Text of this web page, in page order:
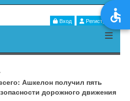
Вход Регистрация
Ашкелон получил пять
дорожного движения